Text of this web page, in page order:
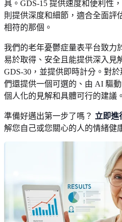
具。GDS-15 提供速度和便利性
則提供深度和細節，適合全面評
相符的那個。
我們的老年憂鬱症量表平台致力
易於取得、安全且能提供深入見
GDS-30，並提供即時計分。對
們還提供一個可選的、由 AI 驅
個人化的見解和具體可行的建議。
準備好邁出第一步了嗎？ 立即進
解您自己或您關心的人的情緒健